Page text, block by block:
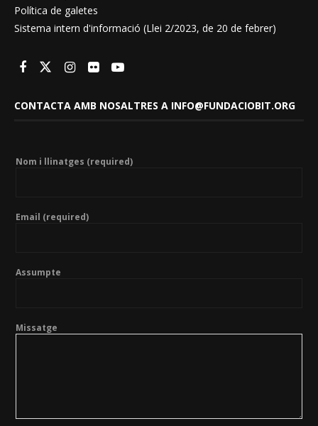
Política de galetes
Sistema intern d'informació (Llei 2/2023, de 20 de febrer)
CONTACTA AMB NOSALTRES A INFO@FUNDACIOBIT.ORG
Nom i llinatges (required)
Email (required)
Assumpte
Missatge